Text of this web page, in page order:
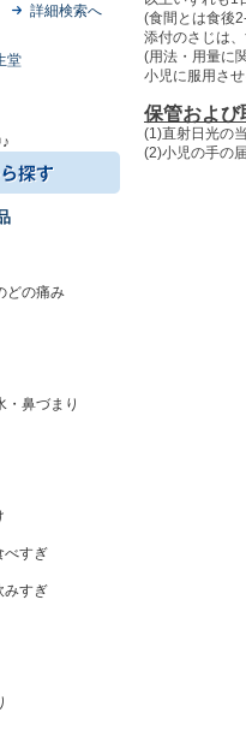
(食間とは食後
添付のさじは
(用法・用量に
小児に服用さ
保管および
(1)直射日光の
(2)小児の手の
詳細検索へ
堂
どの痛み
・鼻づまり
べすぎ
みすぎ